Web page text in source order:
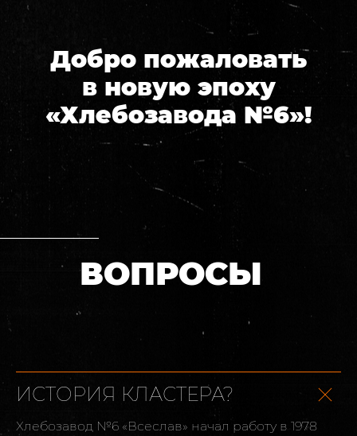
Добро пожаловать
в новую эпоху
«Хлебозавода №6»!
ВОПРОСЫ
ИСТОРИЯ КЛАСТЕРА?
Хлебозавод №6 «Всеслав» начал работу в 1978